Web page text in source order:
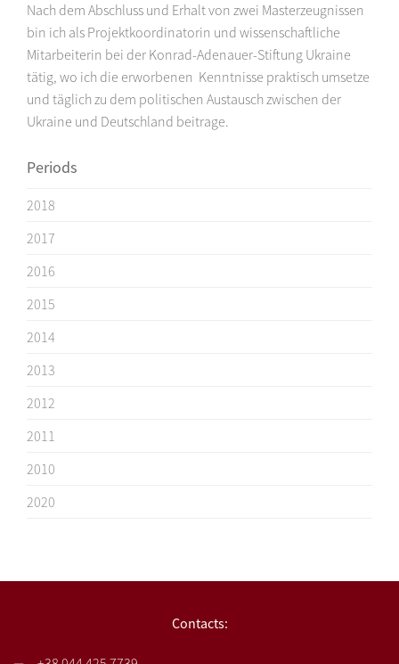
Nach dem Abschluss und Erhalt von zwei Masterzeugnissen
bin ich als Projektkoordinatorin und wissenschaftliche
Mitarbeiterin bei der Konrad-Adenauer-Stiftung Ukraine
tätig, wo ich die erworbenen Kenntnisse praktisch umsetze
und täglich zu dem politischen Austausch zwischen der
Ukraine und Deutschland beitrage.
Periods
2018
2017
2016
2015
2014
2013
2012
2011
2010
2020
Contacts: